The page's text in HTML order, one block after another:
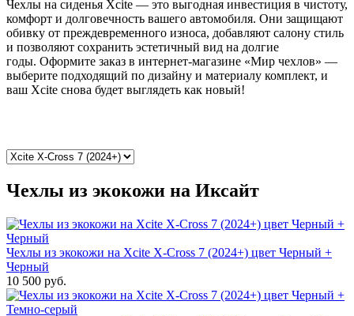
Чехлы на сиденья Xcite — это выгодная инвестиция в чистоту,
комфорт и долговечность вашего автомобиля. Они защищают
обивку от преждевременного износа, добавляют салону стиль
и позволяют сохранить эстетичный вид на долгие
годы. Оформите заказ в интернет-магазине «Мир чехлов» —
выберите подходящий по дизайну и материалу комплект, и
ваш Xcite снова будет выглядеть как новый!
Чехлы из экокожи на Иксайт
Чехлы из экокожи на Xcite X-Cross 7 (2024+) цвет Черный +
Черный
10 500 руб.